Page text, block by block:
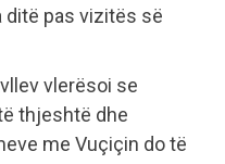
ditë pas vizitës së
vlerësoi se
thjeshtë dhe
me Vuçiçin do të